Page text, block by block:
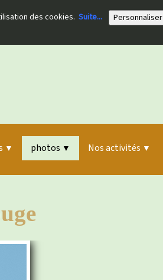
des cookies. Suite... Personnaliser
▼ photos ▼ Nos activités ▼